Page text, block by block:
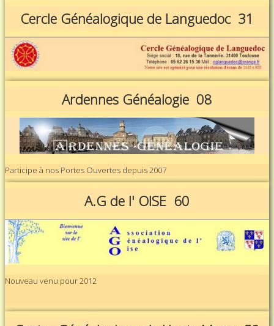
Cercle Généalogique de Languedoc 31
Ardennes Généalogie 08
Participe à nos Portes Ouvertes depuis 2007
A.G de l' OISE 60
Nouveau venu pour 2012